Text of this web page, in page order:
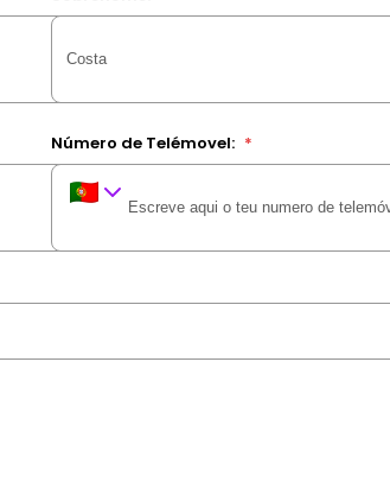
Número de Telémovel: *